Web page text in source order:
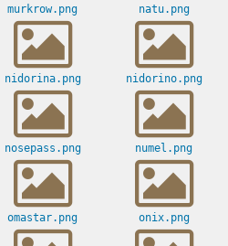
murkrow.png natu.png
nidorina.png nidorino.png
nosepass.png numel.png
omastar.png onix.png